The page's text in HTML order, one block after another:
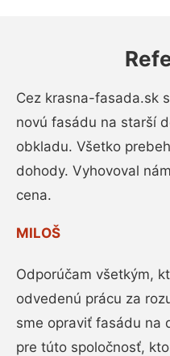
Cez krasna-fasada.sk
novú fasádu na starší
obkladu. Všetko
dohody. Vyhovoval
cena.
MILOŠ
Odporúčam všetkým,
odvedenú prácu za
sme opraviť fasádu na
pre túto spoločnosť,